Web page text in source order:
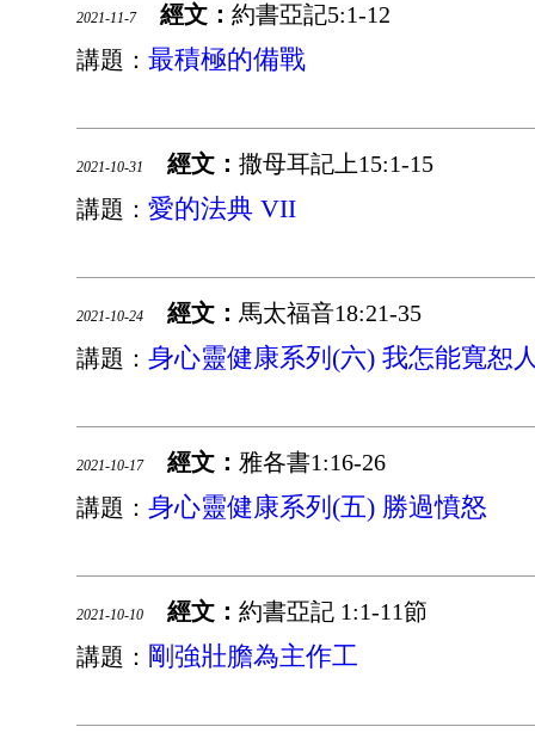
2021-11-7 經文： 約書亞記5:1-12
講題： 最積極的備戰
2021-10-31 經文： 撒母耳記上15:1-15
講題： 愛的法典 VII
2021-10-24 經文： 馬太福音18:21-35
講題： 身心靈健康系列(六) 我怎能寬恕
2021-10-17 經文： 雅各書1:16-26
講題： 身心靈健康系列(五) 勝過憤怒
2021-10-10 經文： 約書亞記 1:1-11節
講題： 剛強壯膽為主作工